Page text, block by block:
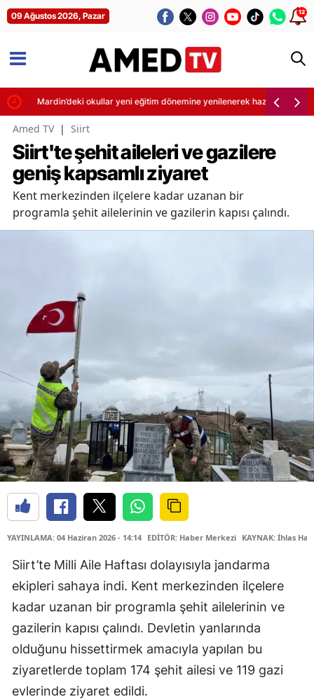
09 Ağustos 2026, Pazar 12
Mardin’deki okullar yeni eğitim dönemine yenilenerek hazırlanıyor
Amed TV | Siirt
Siirt'te şehit aileleri ve gazilere
geniş kapsamlı ziyaret
Kent merkezinden ilçelere kadar uzanan bir
programla şehit ailelerinin ve gazilerin kapısı çalındı.
YAYINLAMA: 04 Haziran 2026 - 14:14 EDİTÖR: Haber Merkezi KAYNAK: İhlas
Siirt’te Milli Aile Haftası dolayısıyla jandarma
ekipleri sahaya indi. Kent merkezinden ilçelere
kadar uzanan bir programla şehit ailelerinin ve
gazilerin kapısı çalındı. Devletin yanlarında
olduğunu hissettirmek amacıyla yapılan bu
ziyaretlerde toplam 174 şehit ailesi ve 119 gazi
evlerinde ziyaret edildi.